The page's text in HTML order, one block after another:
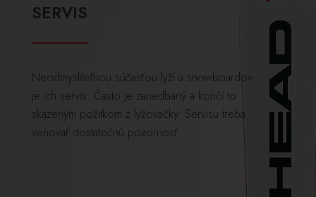
SERVIS
Neodmysliteľnou súčasťou lyží a snowboardov
je ich servis. Často je zanedbaný a končí to
skazeným požitkom z lyžovačky. Servisu treba
venovať dostatočnú pozornosť.